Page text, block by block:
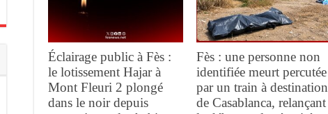
Éclairage public à Fès :
le lotissement Hajar à
Mont Fleuri 2 plongé
dans le noir depuis
Fès : une personne non
identifiée meurt percutée
par un train à destination
de Casablanca, relançant